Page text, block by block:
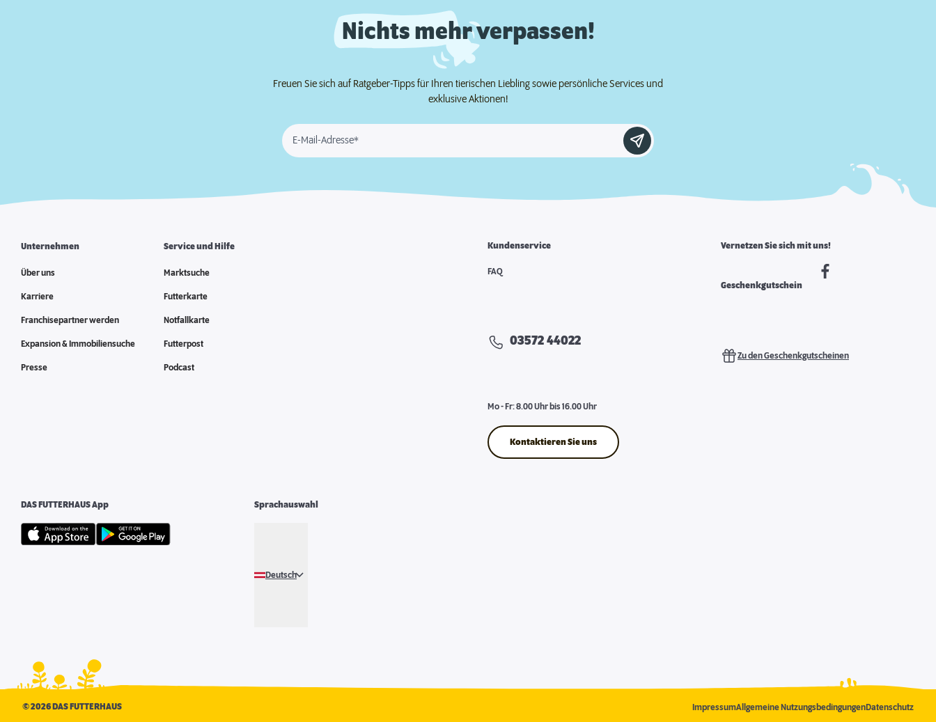
Nichts mehr verpassen!
Freuen Sie sich auf Ratgeber-Tipps für Ihren tierischen Liebling sowie persönliche Services und
exklusive Aktionen!
E-Mail-Adresse*
Unternehmen
Über uns
Karriere
Franchisepartner werden
Expansion & Immobiliensuche
Presse
Service und Hilfe
Marktsuche
Futterkarte
Notfallkarte
Futterpost
Podcast
Kundenservice
FAQ
03572 44022
Mo - Fr: 8.00 Uhr bis 16.00 Uhr
Kontaktieren Sie uns
Vernetzen Sie sich mit uns!
Geschenkgutschein
Zu den Geschenkgutscheinen
DAS FUTTERHAUS App Sprachauswahl
Deutsch
©2026 DAS FUTTERHAUS ImpressumAllgemeine NutzungsbedingungenDatenschutz